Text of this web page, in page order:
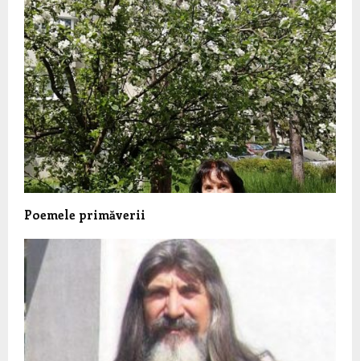
Poemele primăverii